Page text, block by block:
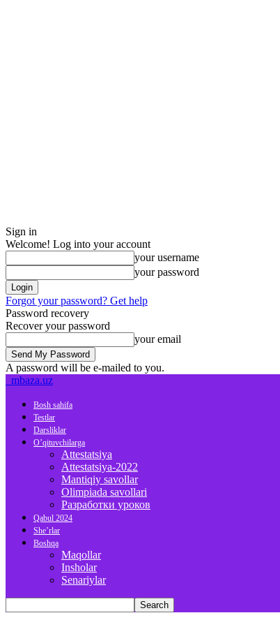
Sign in
Welcome! Log into your account
your username
your password
Forgot your password? Get help
Password recovery
Recover your password
your email
A password will be e-mailed to you.
mbaza.uz
Bosh sahifa
Testlar
Darsliklar
O’qituvchilarga
Attestatsiya
Attestatsiya-2022
Mantiqiy savollar
Olimpiada savollari
Разработки уроков
Qabul 2024
She’rlar
Boshqa
Maqollar
Insholar
Senariylar